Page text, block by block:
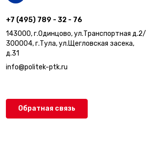
+7 (495) 789 - 32 - 76
143000, г.Одинцово, ул.Транспортная д.2/
300004, г.Тула, ул.Щегловская засека,
д.31
info@politek-ptk.ru
Обратная связь